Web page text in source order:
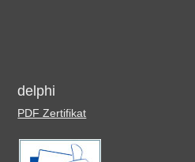
delphi
PDF Zertifikat